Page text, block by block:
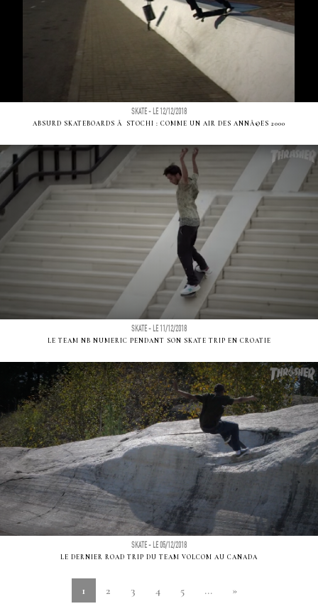
SKATE - LE 12/12/2018
ABSURD SKATEBOARDS Ã STOCHI : COMME UN AIR DES ANNÃ©ES 2000
SKATE - LE 11/12/2018
LE TEAM NB NUMERIC PENDANT SON SKATE TRIP EN CROATIE
SKATE - LE 05/12/2018
LE DERNIER ROAD TRIP DU TEAM VOLCOM AU CANADA
1 2 3 4 5 ... »